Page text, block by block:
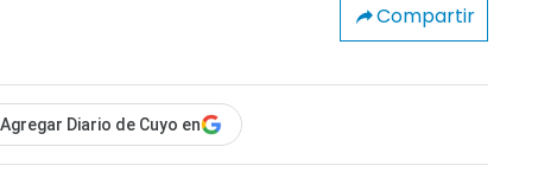
Compartir
Agregar Diario de Cuyo en